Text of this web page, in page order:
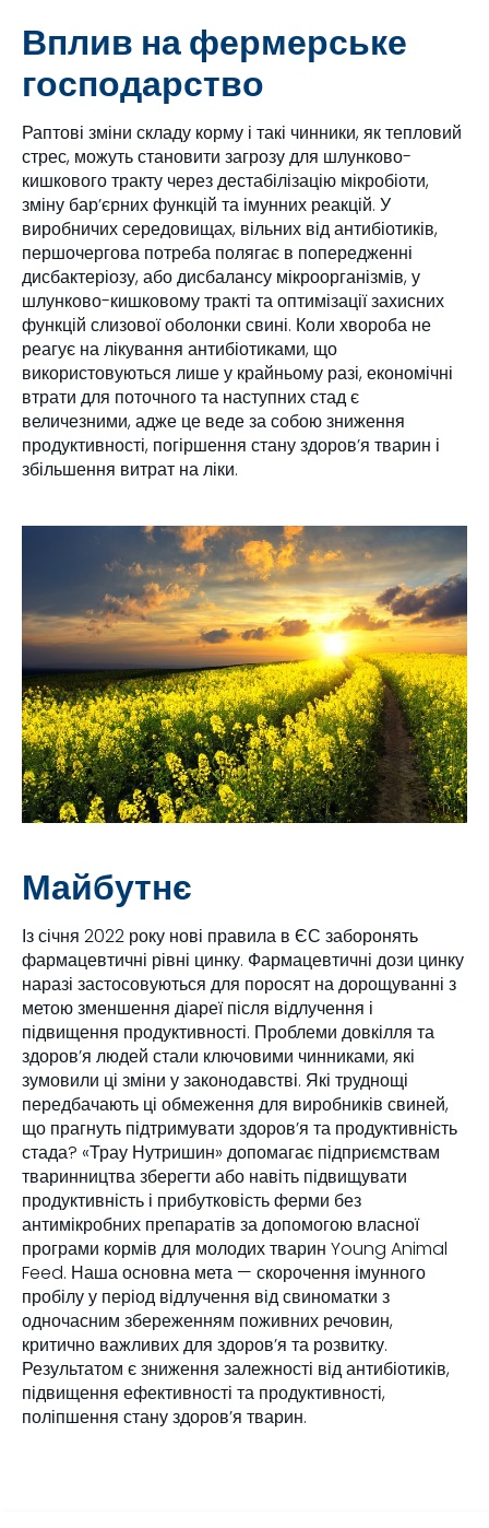
Вплив на фермерське
господарство
Раптові зміни складу корму і такі чинники, як тепловий
стрес, можуть становити загрозу для шлунково-
кишкового тракту через дестабілізацію мікробіоти,
зміну бар’єрних функцій та імунних реакцій. У
виробничих середовищах, вільних від антибіотиків,
першочергова потреба полягає в попередженні
дисбактеріозу, або дисбалансу мікроорганізмів, у
шлунково-кишковому тракті та оптимізації захисних
функцій слизової оболонки свині. Коли хвороба не
реагує на лікування антибіотиками, що
використовуються лише у крайньому разі, економічні
втрати для поточного та наступних стад є
величезними, адже це веде за собою зниження
продуктивності, погіршення стану здоров’я тварин і
збільшення витрат на ліки.
Майбутнє
Із січня 2022 року нові правила в ЄС заборонять
фармацевтичні рівні цинку. Фармацевтичні дози цинку
наразі застосовуються для поросят на дорощуванні з
метою зменшення діареї після відлучення і
підвищення продуктивності. Проблеми довкілля та
здоров’я людей стали ключовими чинниками, які
зумовили ці зміни у законодавстві. Які труднощі
передбачають ці обмеження для виробників свиней,
що прагнуть підтримувати здоров’я та продуктивність
стада? «Трау Нутришин» допомагає підприємствам
тваринництва зберегти або навіть підвищувати
продуктивність і прибутковість ферми без
антимікробних препаратів за допомогою власної
програми кормів для молодих тварин Young Animal
Feed. Наша основна мета — скорочення імунного
пробілу у період відлучення від свиноматки з
одночасним збереженням поживних речовин,
критично важливих для здоров’я та розвитку.
Результатом є зниження залежності від антибіотиків,
підвищення ефективності та продуктивності,
поліпшення стану здоров’я тварин.